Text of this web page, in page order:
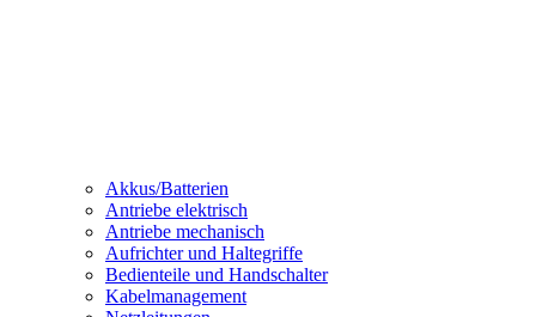
Akkus/Batterien
Antriebe elektrisch
Antriebe mechanisch
Aufrichter und Haltegriffe
Bedienteile und Handschalter
Kabelmanagement